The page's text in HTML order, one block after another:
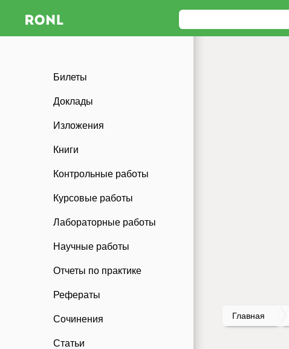
Билеты
Доклады
Изложения
Книги
Контрольные работы
Курсовые работы
Лабораторные работы
Научные работы
Отчеты по практике
Рефераты
Сочинения
Статьи
Главная